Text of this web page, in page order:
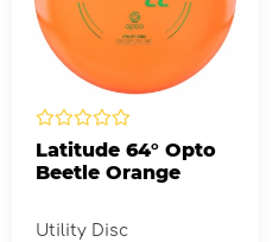
Latitude 64° Opto
Beetle Orange
Utility Disc